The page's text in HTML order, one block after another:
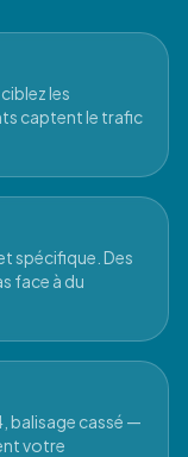
les
captent le trafic
spécifique. Des
face à du
balisage cassé —
votre